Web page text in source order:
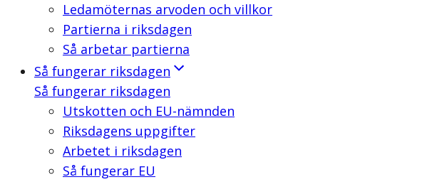
Ledamöternas arvoden och villkor
Partierna i riksdagen
Så arbetar partierna
Så fungerar riksdagen
Så fungerar riksdagen
Utskotten och EU-nämnden
Riksdagens uppgifter
Arbetet i riksdagen
Så fungerar EU